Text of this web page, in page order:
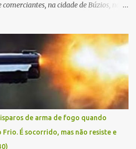
na cidade de Búzios, na
dos detidos é policial civil e este foi
tiros . Na ocorrência, três armas,
foram apreendidas. O homem
Claudio Bastos, conhecido no meio
de arma de fogo quando
Frio. É socorrido, mas não resiste e